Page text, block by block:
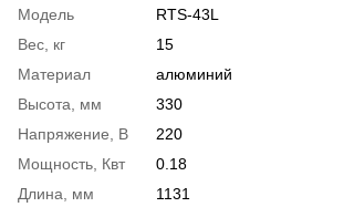
Модель
RTS-43L
Вес, кг
15
Материал
алюминий
Высота, мм
330
Напряжение, В
220
Мощность, Квт
0.18
Длина, мм
1131